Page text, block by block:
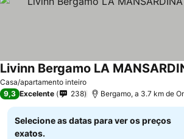
Casa/apartamento inteiro
9,3 Excelente 238 Bergamo, a 3.7 km de
Selecione as datas para ver os preços
exatos.